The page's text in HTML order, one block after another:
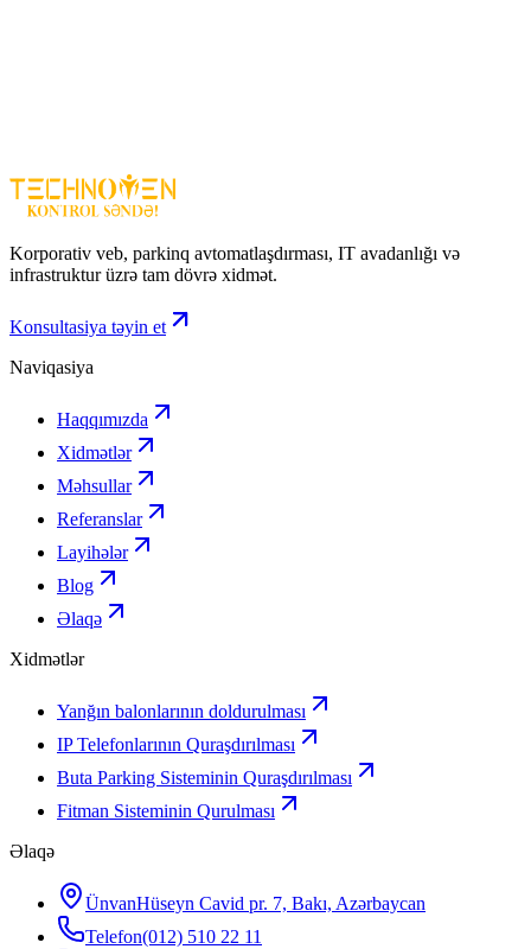
çevik, yüksək keyfiyyətli və ağıllı Wi‑Fi kamera həllidir.
Korporativ veb, parkinq avtomatlaşdırması, IT avadanlığı və
infrastruktur üzrə tam dövrə xidmət.
Konsultasiya təyin et
Naviqasiya
Haqqımızda
Xidmətlər
Məhsullar
Referanslar
Layihələr
Blog
Əlaqə
Xidmətlər
Yanğın balonlarının doldurulması
IP Telefonlarının Quraşdırılması
Buta Parking Sisteminin Quraşdırılması
Fitman Sisteminin Qurulması
Əlaqə
ÜnvanHüseyn Cavid pr. 7, Bakı, Azərbaycan
Telefon(012) 510 22 11